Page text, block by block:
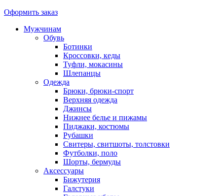
Оформить заказ
Мужчинам
Обувь
Ботинки
Кроссовки, кеды
Туфли, мокасины
Шлепанцы
Одежда
Брюки, брюки-спорт
Верхняя одежда
Джинсы
Нижнее белье и пижамы
Пиджаки, костюмы
Рубашки
Свитеры, свитшоты, толстовки
Футболки, поло
Шорты, бермуды
Аксессуары
Бижутерия
Галстуки